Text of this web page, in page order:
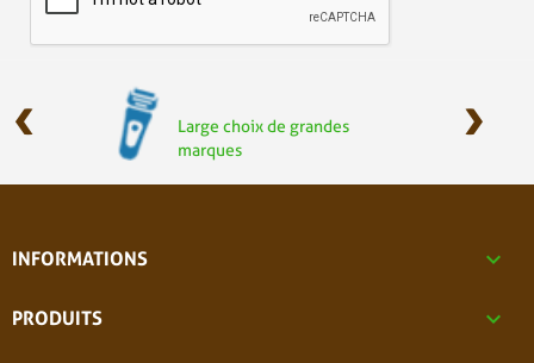
Large choix de grandes
marques
‹ ›
INFORMATIONS 
PRODUITS 